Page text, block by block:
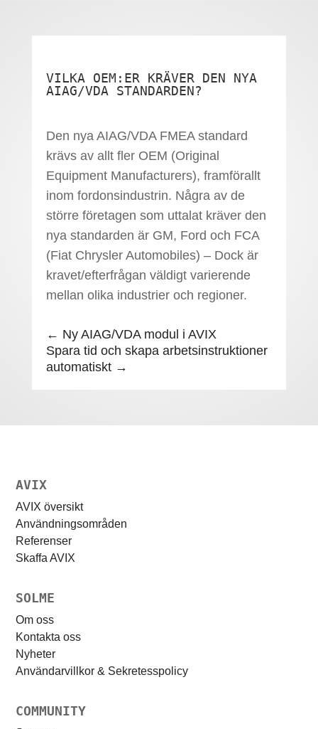
VILKA OEM:ER KRÄVER DEN NYA
AIAG/VDA STANDARDEN?
Den nya AIAG/VDA FMEA standard
krävs av allt fler OEM (Original
Equipment Manufacturers), framförallt
inom fordonsindustrin. Några av de
större företagen som uttalat kräver den
nya standarden är GM, Ford och FCA
(Fiat Chrysler Automobiles) – Dock är
kravet/efterfrågan väldigt varierende
mellan olika industrier och regioner.
← Ny AIAG/VDA modul i AVIX
Spara tid och skapa arbetsinstruktioner
automatiskt→
AVIX
AVIX översikt
Användningsområden
Referenser
Skaffa AVIX
SOLME
Om oss
Kontakta oss
Nyheter
Användarvillkor & Sekretesspolicy
COMMUNITY